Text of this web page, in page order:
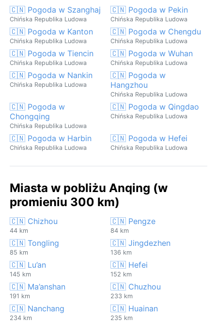
🇨🇳 Pogoda w Szanghaj
Chińska Republika Ludowa
🇨🇳 Pogoda w Pekin
Chińska Republika Ludowa
🇨🇳 Pogoda w Kanton
Chińska Republika Ludowa
🇨🇳 Pogoda w Chengdu
Chińska Republika Ludowa
🇨🇳 Pogoda w Tiencin
Chińska Republika Ludowa
🇨🇳 Pogoda w Wuhan
Chińska Republika Ludowa
🇨🇳 Pogoda w Nankin
Chińska Republika Ludowa
🇨🇳 Pogoda w
Hangzhou
Chińska Republika Ludowa
🇨🇳 Pogoda w
Chongqing
Chińska Republika Ludowa
🇨🇳 Pogoda w Qingdao
Chińska Republika Ludowa
🇨🇳 Pogoda w Harbin
Chińska Republika Ludowa
🇨🇳 Pogoda w Hefei
Chińska Republika Ludowa
Miasta w pobliżu Anqing (w
promieniu 300 km)
🇨🇳 Chizhou
44 km
🇨🇳 Pengze
84 km
🇨🇳 Tongling
85 km
🇨🇳 Jingdezhen
136 km
🇨🇳 Lu’an
145 km
🇨🇳 Hefei
152 km
🇨🇳 Ma’anshan
191 km
🇨🇳 Chuzhou
233 km
🇨🇳 Nanchang
234 km
🇨🇳 Huainan
235 km